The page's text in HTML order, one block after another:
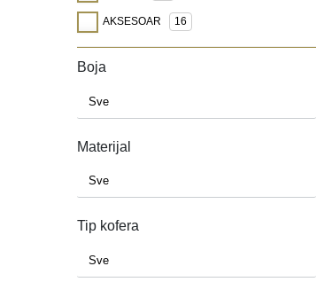
AKSESOAR 16
Boja
Materijal
Tip kofera